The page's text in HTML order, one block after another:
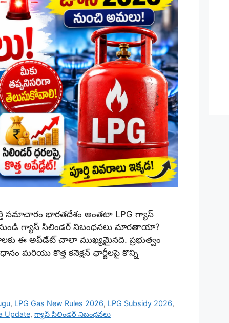
సమాచారం భారతదేశం అంతటా LPG గ్యాస్
నుండి గ్యాస్ సిలిండర్ నిబంధనలు మారతాయా?
ఈ అప్‌డేట్ చాలా ముఖ్యమైనది. ప్రభుత్వం
మరియు కొత్త కనెక్షన్ ఛార్జీలపై కొన్ని
, LPG Gas New Rules 2026, LPG Subsidy 2026,
Update, గ్యాస్ సిలిండర్ నిబంధనలు